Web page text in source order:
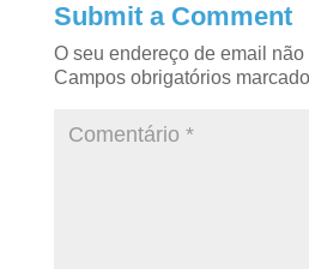
Submit a Comment
O seu endereço de email
Campos obrigatórios